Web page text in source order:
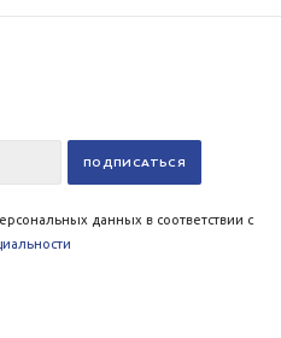
данных в соответствии с